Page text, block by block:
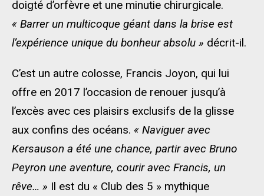
doigté d’orfèvre et une minutie chirurgicale.
« Barrer un multicoque géant dans la brise est
l’expérience unique du bonheur absolu » décrit-il.
C’est un autre colosse, Francis Joyon, qui lui
offre en 2017 l’occasion de renouer jusqu’à
l’excès avec ces plaisirs exclusifs de la glisse
aux confins des océans. « Naviguer avec
Kersauson a été une chance, partir avec Bruno
Peyron une aventure, courir avec Francis, un
rêve… » Il est du « Club des 5 » mythique